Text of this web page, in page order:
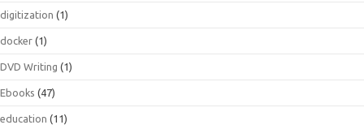
digitization (1)
docker (1)
DVD Writing (1)
Ebooks (47)
education (11)